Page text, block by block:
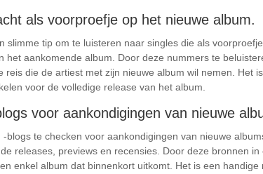
als voorproefje op het nieuwe album.
slimme tip om te luisteren naar singles die als
aankomende album. Door deze nummers te
die de artiest met zijn nieuwe album wil nemen. Het
voor de volledige release van het album.
voor aankondigingen van nieuwe
te checken voor aankondigingen van nieuwe
releases, previews en recensies. Door deze bronnen
enkel album dat binnenkort uitkomt. Het is een